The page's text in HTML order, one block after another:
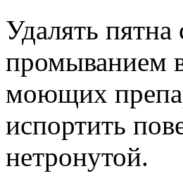
Удалять
промыванием
моющих
испортить
нетронутой.